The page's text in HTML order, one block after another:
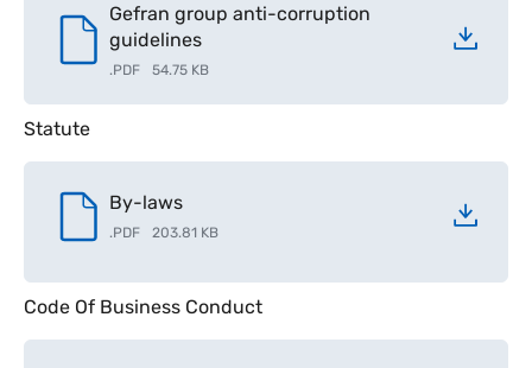
Gefran group anti-corruption
guidelines
.PDF 54.75 KB
Statute
By-laws
.PDF 203.81 KB
Code Of Business Conduct